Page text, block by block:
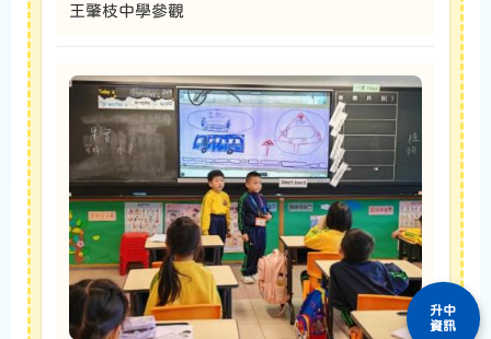
王肇枝中學參觀
升中
資訊